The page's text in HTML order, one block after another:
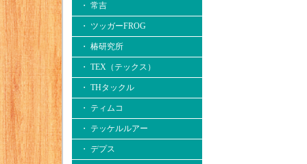
・ 常吉
・ ツッガーFROG
・ 椿研究所
・ TEX（テックス）
・ THタックル
・ ティムコ
・ テッケルルアー
・ デプス